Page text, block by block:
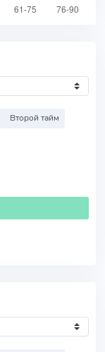
Второй тайм